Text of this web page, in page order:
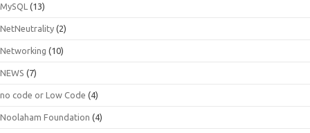
MySQL (13)
NetNeutrality (2)
Networking (10)
NEWS (7)
no code or Low Code (4)
Noolaham Foundation (4)